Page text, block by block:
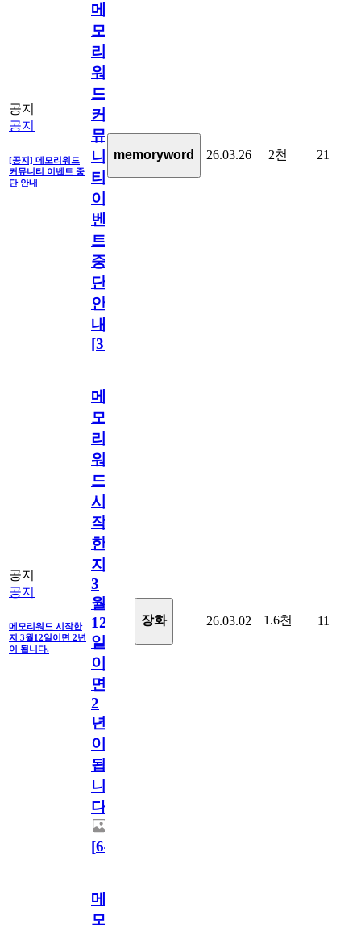
공지
공지
[공지] 메모리워드
커뮤니티 이벤트 중
단 안내
메
모
리
워
드
커
뮤
니
티
이
벤
트
중
단
안
내
[31
memoryword 26.03.26 2천 21
공지
공지
메모리워드 시작한
지 3월12일이면 2년
이 됩니다.
메
모
리
워
드
시
작
한
지
3
월
12
일
이
면
2
년
이
됩
니
다.
[64
장화 26.03.02 1.6천 11
메
모